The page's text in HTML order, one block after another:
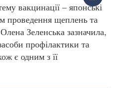
вакцинації – японські
проведення щеплень та
Зеленська зазначила,
профілактики та
є одним з її